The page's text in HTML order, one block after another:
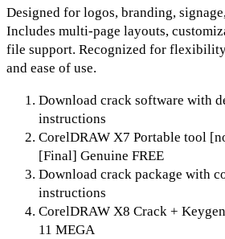
Designed for logos, branding,
Includes multi-page layouts,
file support. Recognized for
and ease of use.
Download crack software with
instructions
CorelDRAW X7 Portable tool
[Final] Genuine FREE
Download crack package with
instructions
CorelDRAW X8 Crack +
11 MEGA